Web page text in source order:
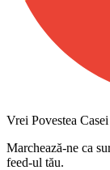
Vrei Povestea
Marchează-ne ca
feed-ul tău.